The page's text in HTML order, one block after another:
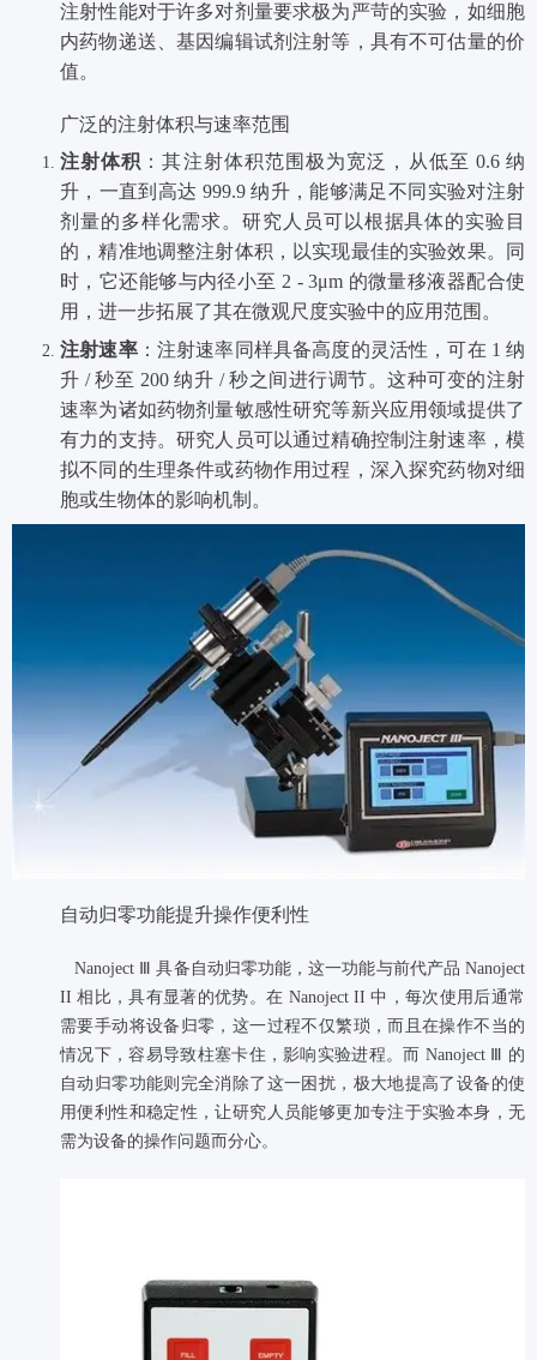
注射性能对于许多对剂量要求极为严苛的实验，如细胞
内药物递送、基因编辑试剂注射等，具有不可估量的价
值。
广泛的注射体积与速率范围
注射体积 ：其注射体积范围极为宽泛，从低至 0.6 纳
升，一直到高达 999.9 纳升，能够满足不同实验对注射
剂量的多样化需求。研究人员可以根据具体的实验目
的，精准地调整注射体积，以实现最佳的实验效果。同
时，它还能够与内径小至 2 - 3μm 的微量移液器配合使
用，进一步拓展了其在微观尺度实验中的应用范围。
注射速率：注射速率同样具备高度的灵活性，可在 1 纳
升 / 秒至 200 纳升 / 秒之间进行调节。这种可变的注射
速率为诸如药物剂量敏感性研究等新兴应用领域提供了
有力的支持。研究人员可以通过精确控制注射速率，模
拟不同的生理条件或药物作用过程，深入探究药物对细
胞或生物体的影响机制。
自动归零功能提升操作便利性
​​​​​​​Nanoject Ⅲ 具备自动归零功能，这一功能与前代产品 Nanoject
II 相比，具有显著的优势。在 Nanoject II 中，每次使用后通常
需要手动将设备归零，这一过程不仅繁琐，而且在操作不当的
情况下，容易导致柱塞卡住，影响实验进程。而 Nanoject Ⅲ 的
自动归零功能则完全消除了这一困扰，极大地提高了设备的使
用便利性和稳定性，让研究人员能够更加专注于实验本身，无
需为设备的操作问题而分心。